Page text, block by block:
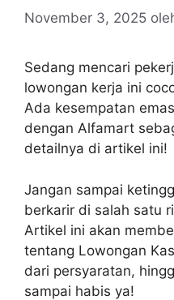
November 3, 2025
Sedang mencari
lowongan kerja ini
Ada kesempatan
dengan Alfamart
detailnya di artikel ini!
Jangan sampai
berkarir di salah satu
Artikel ini akan
tentang Lowongan
dari persyaratan,
sampai habis ya!